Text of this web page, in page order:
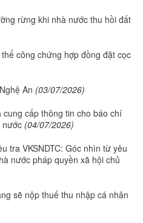
rừng khi nhà nước thu hồi đất
công chứng hợp đồng đặt cọc
An (03/07/2026)
cấp thông tin cho báo chí
nước (04/07/2026)
tra VKSNDTC: Góc nhìn từ yêu
nước pháp quyền xã hội chủ
sẽ nộp thuế thu nhập cá nhân